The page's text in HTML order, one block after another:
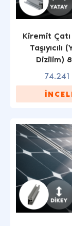
Kiremit
Taşıyıcılı
Dizilim)
74.241